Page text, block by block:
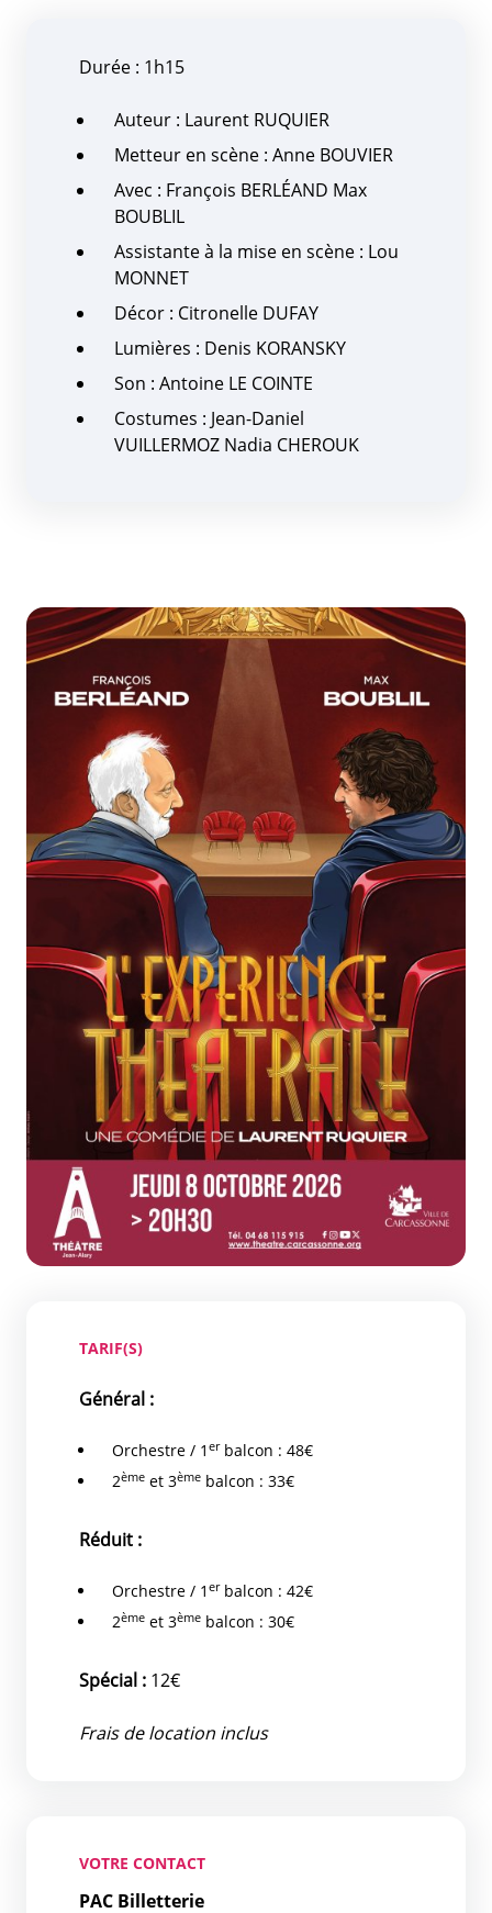
Durée : 1h15
Auteur : Laurent RUQUIER
Metteur en scène : Anne BOUVIER
Avec : François BERLÉAND Max
BOUBLIL
Assistante à la mise en scène : Lou
MONNET
Décor : Citronelle DUFAY
Lumières : Denis KORANSKY
Son : Antoine LE COINTE
Costumes : Jean-Daniel
VUILLERMOZ Nadia CHEROUK
Zoom de l'image
TARIF(S)
Général :
Orchestre / 1 erbalcon : 48€
2ème et 3ème balcon : 33€
Réduit :
Orchestre / 1 erbalcon : 42€
2ème et 3ème balcon : 30€
Spécial : 12€
Frais de location inclus
VOTRE CONTACT
PAC Billetterie